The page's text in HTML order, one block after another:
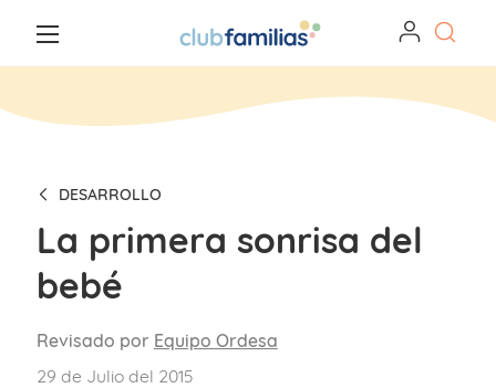
DESARROLLO
La primera sonrisa del
bebé
Revisado por Equipo Ordesa
29 de Julio del 2015